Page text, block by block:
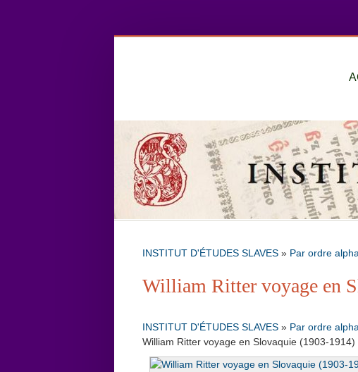
INSTITUT D'ÉTUDES SLAVES » Par ordre
William Ritter voyage en
INSTITUT D'ÉTUDES SLAVES » Par ordre
William Ritter voyage en Slovaquie (1903-1914)